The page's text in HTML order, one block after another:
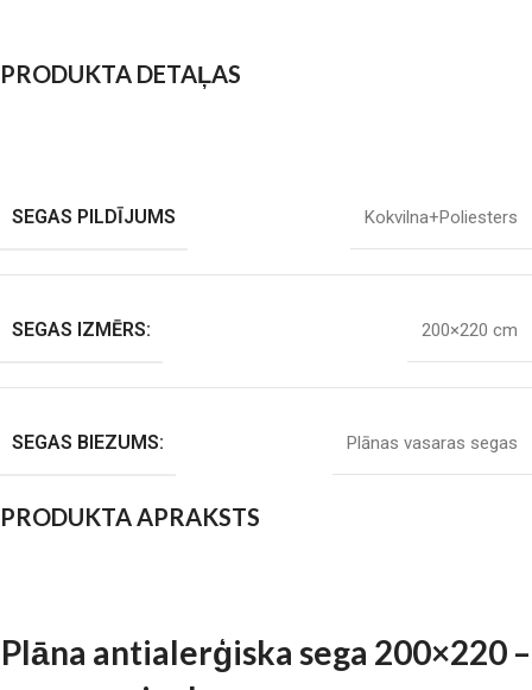
PRODUKTA DETAĻAS
SEGAS PILDĪJUMS Kokvilna+Poliesters
SEGAS IZMĒRS: 200×220 cm
SEGAS BIEZUMS: Plānas vasaras segas
PRODUKTA APRAKSTS
Plāna antialerģiska sega 200×220 –